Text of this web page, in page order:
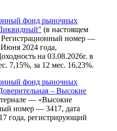
фонд рыночных
(в настоящем
номер —
2024 года,
на 03.08.2026г. в
7,15%, за 12 мес. 16,23%.
фонд рыночных
– Высокие
— «Высокие
номер — 3417, дата
года, регистрирующий